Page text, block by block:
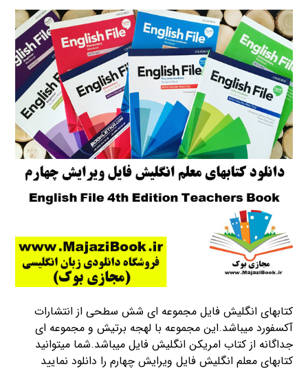
کتابهای انگلیش فایل مجموعه ای شش سطحی از انتشارات
آکسفورد میباشد.این مجموعه با لهجه برتیش و مجموعه ای
جداگانه از کتاب امریکن انگلیش فایل میباشد.شما میتوانید
کتابهای معلم انگلیش فایل ویرایش چهارم را دانلود نمایید